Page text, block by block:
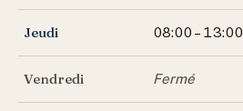
Jeudi 08:00 – 13:00
Vendredi Fermé